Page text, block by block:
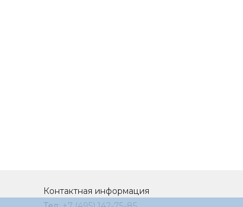
Контактная информация